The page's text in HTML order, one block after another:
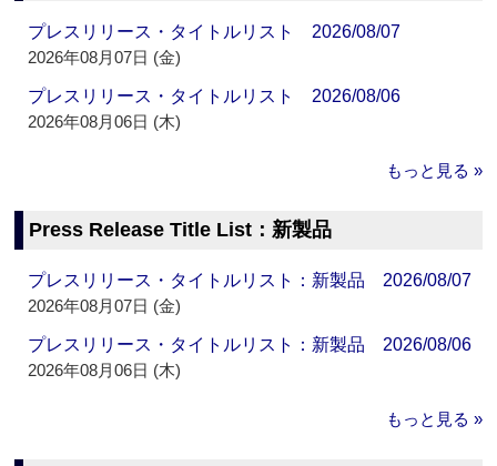
プレスリリース・タイトルリスト 2026/08/07
2026年08月07日 (金)
プレスリリース・タイトルリスト 2026/08/06
2026年08月06日 (木)
もっと見る »
Press Release Title List：新製品
プレスリリース・タイトルリスト：新製品 2026/08/07
2026年08月07日 (金)
プレスリリース・タイトルリスト：新製品 2026/08/06
2026年08月06日 (木)
もっと見る »